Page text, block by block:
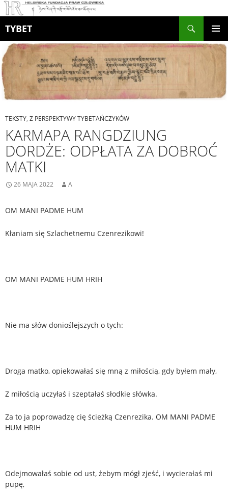
TYBET
MENU
DO
TREŚCI
TEKSTY, Z PERSPEKTYWY TYBETAŃCZYKÓW
KARMAPA RANGDZIUNG
DORDŻE: ODPŁATA ZA DOBROĆ
MATKI
26 MAJA 2022 A
OM MANI PADME HUM
Kłaniam się Szlachetnemu Czenrezikowi!
OM MANI PADME HUM HRIH
Nie ma słów donioślejszych o tych:
Droga matko, opiekowałaś się mną z miłością, gdy byłem mały,
Z miłością uczyłaś i szeptałaś słodkie słówka.
Za to ja poprowadzę cię ścieżką Czenrezika. OM MANI PADME
HUM HRIH
Odejmowałaś sobie od ust, żebym mógł zjeść, i wycierałaś mi
pupę,